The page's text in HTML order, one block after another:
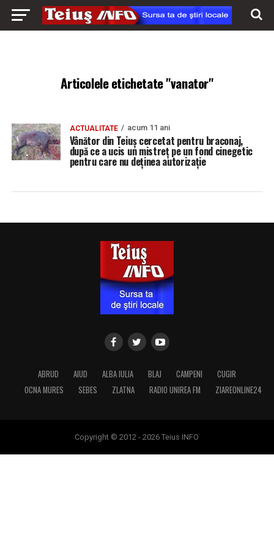
Articolele etichetate "vanator"
ACTUALITATE acum 11 ani
Vânător din Teiuș cercetat pentru braconaj,
după ce a ucis un mistreț pe un fond cinegetic
pentru care nu deţinea autorizaţie
ABRUD AIUD ALBA IULIA BLAJ CAMPENI
CUGIR
OCNA MURES
SEBES ZLATNA RADIO UNIREA FM ZIAREONLINE24
Copyright © 2012 - 2026 Teius INFO